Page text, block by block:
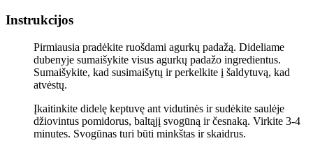
Instrukcijos
Pirmiausia pradėkite ruošdami agurkų padažą. Dideliame
dubenyje sumaišykite visus agurkų padažo ingredientus.
Sumaišykite, kad susimaišytų ir perkelkite į šaldytuvą, kad
atvėstų.
Įkaitinkite didelę keptuvę ant vidutinės ir sudėkite saulėje
džiovintus pomidorus, baltąjį svogūną ir česnaką. Virkite 3-4
minutes. Svogūnas turi būti minkštas ir skaidrus.